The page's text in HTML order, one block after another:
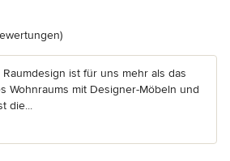
5 von 5 Sternen
ist für uns mehr als das
Wohnraums mit Designer-Möbeln und
die...